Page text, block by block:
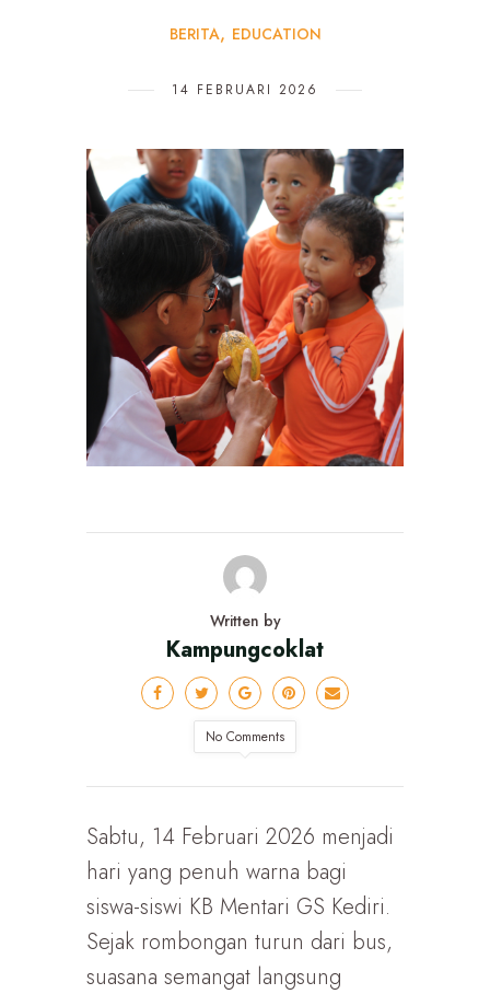
BERITA EDUCATION
14 FEBRUARI 2026
Written by
Kampungcoklat
No Comments
Sabtu, 14 Februari 2026 menjadi
hari yang penuh warna bagi
siswa-siswi KB Mentari GS Kediri.
Sejak rombongan turun dari bus,
suasana semangat langsung